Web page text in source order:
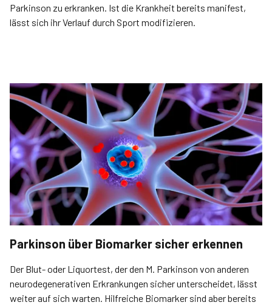
Parkinson zu erkranken. Ist die Krankheit bereits manifest,
lässt sich ihr Verlauf durch Sport modifizieren.
Parkinson über Biomarker sicher erkennen
Der Blut- oder Liquortest, der den M. Parkinson von anderen
neurodegenerativen Erkrankungen sicher unterscheidet, lässt
weiter auf sich warten. Hilfreiche Biomarker sind aber bereits